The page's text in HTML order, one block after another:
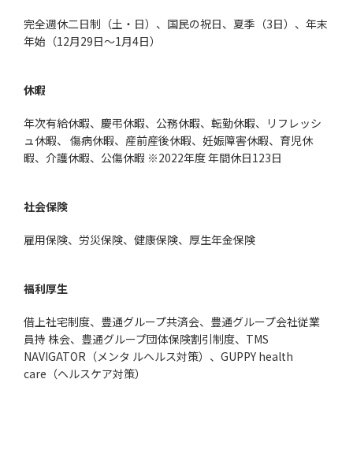
完全週休二日制（土・日）、国民の祝日、夏季（3日）、年末
年始（12月29日～1月4日）
休暇
年次有給休暇、慶弔休暇、公務休暇、転勤休暇、リフレッシ
ュ休暇、 傷病休暇、産前産後休暇、妊娠障害休暇、育児休
暇、介護休暇、公傷休暇 ※2022年度 年間休日123日
社会保険
雇用保険、労災保険、健康保険、厚生年金保険
福利厚生
借上社宅制度、豊通グループ共済会、豊通グループ会社従業
員持 株会、豊通グループ団体保険割引制度、TMS
NAVIGATOR（メンタ ルヘルス対策）、GUPPY health
care（ヘルスケア対策）